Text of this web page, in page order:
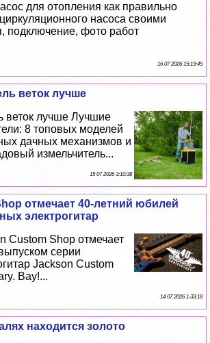
для отопления как правильно
насоса своими
подключение, фото работ
16 07 2026 15:19:45
веток лучше
веток лучше Лучшие
8 топовых моделей
дачных механизмов и
измельчитель...
15 07 2026 3:10:38
отмечает 40-летний юбилей
электрогитар
Custom Shop отмечает
серии
Jackson Custom
Вау!...
14 07 2026 1:33:18
находится золото